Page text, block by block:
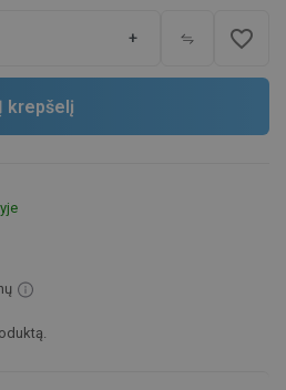
+ favorite_border
Į krepšelį